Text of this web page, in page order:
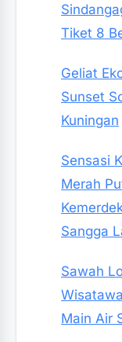
Tiket 8
Geliat
Sunset
Kuningan
Sensasi
Merah
Sangga
Sawah
Main Air